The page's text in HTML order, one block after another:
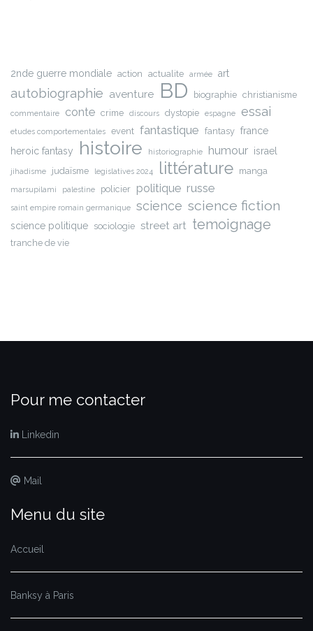
2nde guerre mondiale action actualite armée art
autobiographie aventure BD biographie christianisme
commentaire conte crime discours dystopie espagne essai
etudes comportementales event fantastique fantasy france
heroic fantasy
histoire historiographie humour israel
jihadisme judaïsme legislatives 2024 littérature manga
marsupilami palestine policier politique russe
saint empire romain germanique science science fiction
science politique sociologie street art temoignage
tranche de vie
Pour me contacter
Linkedin
Mail
Menu du site
Accueil
Banksy à Paris